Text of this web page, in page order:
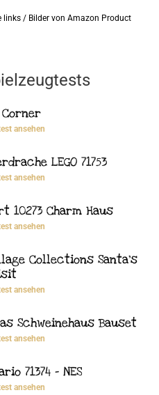
/ Bilder von Amazon Product
ansehen
LEGO 71753
ansehen
10273 Charm Haus
ansehen
Collections Santa’s
ansehen
Schweinehaus Bauset
ansehen
71374 – NES
ansehen